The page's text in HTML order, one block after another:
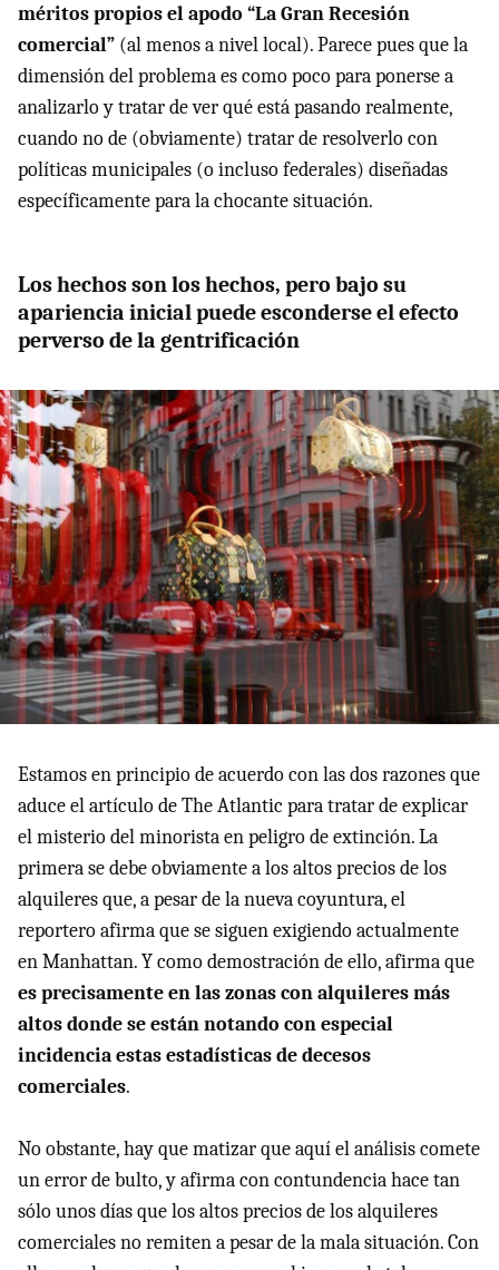
méritos propios el apodo “La Gran Recesión
comercial” (al menos a nivel local). Parece pues que la
dimensión del problema es como poco para ponerse a
analizarlo y tratar de ver qué está pasando realmente,
cuando no de (obviamente) tratar de resolverlo con
políticas municipales (o incluso federales) diseñadas
específicamente para la chocante situación.
Los hechos son los hechos, pero bajo su
apariencia inicial puede esconderse el efecto
perverso de la gentrificación
Estamos en principio de acuerdo con las dos razones que
aduce el artículo de The Atlantic para tratar de explicar
el misterio del minorista en peligro de extinción. La
primera se debe obviamente a los altos precios de los
alquileres que, a pesar de la nueva coyuntura, el
reportero afirma que se siguen exigiendo actualmente
en Manhattan. Y como demostración de ello, afirma que
es precisamente en las zonas con alquileres más
altos donde se están notando con especial
incidencia estas estadísticas de decesos
comerciales.
No obstante, hay que matizar que aquí el análisis comete
un error de bulto, y afirma con contundencia hace tan
sólo unos días que los altos precios de los alquileres
comerciales no remiten a pesar de la mala situación. Con